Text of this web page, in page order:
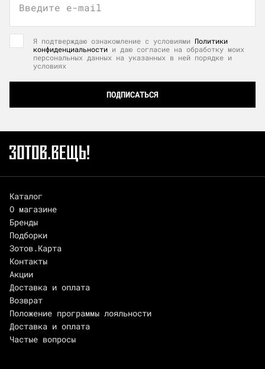
Введите e-mail
Я подтверждаю ознакомление с условиями Политики
конфиденциальности и даю согласие на обработку моих
персональных данных на указанных в ней порядке и
условиях
ПОДПИСАТЬСЯ
Каталог
О магазине
Бренды
Подборки
Зотов.Карта
Контакты
Акции
Доставка и оплата
Возврат
Положение программы лояльности
Доставка и оплата
Частые вопросы